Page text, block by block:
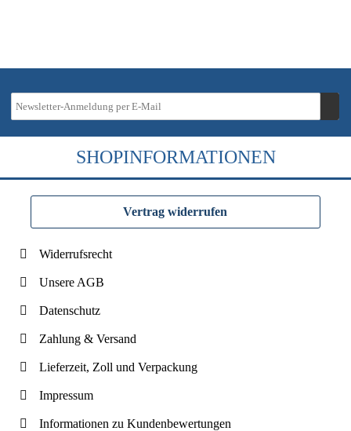
SHOPINFORMATIONEN
Vertrag widerrufen
Widerrufsrecht
Unsere AGB
Datenschutz
Zahlung & Versand
Lieferzeit, Zoll und Verpackung
Impressum
Informationen zu Kundenbewertungen